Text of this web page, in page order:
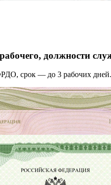
должности
срок — до 3 рабочих дней.